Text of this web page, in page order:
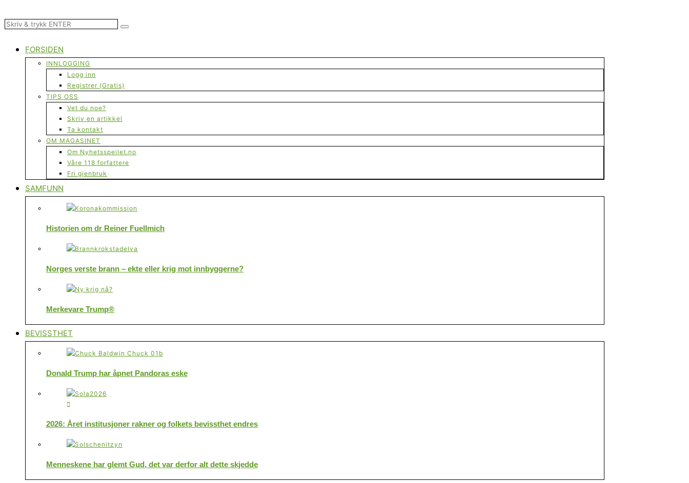
FORSIDEN
INNLOGGING
Logg inn
Registrer (Gratis)
TIPS OSS
Vet du noe?
Skriv en artikkel
Ta kontakt
OM MAGASINET
Om Nyhetsspeilet.no
Våre 118 forfattere
Fri gjenbruk
SAMFUNN
Historien om dr Reiner Fuellmich
Norges verste brann – ekte eller krig mot innbyggerne?
Merkevare Trump®
BEVISSTHET
Donald Trump har åpnet Pandoras eske
2026: Året institusjoner rakner og folkets bevissthet endres
Menneskene har glemt Gud, det var derfor alt dette skjedde